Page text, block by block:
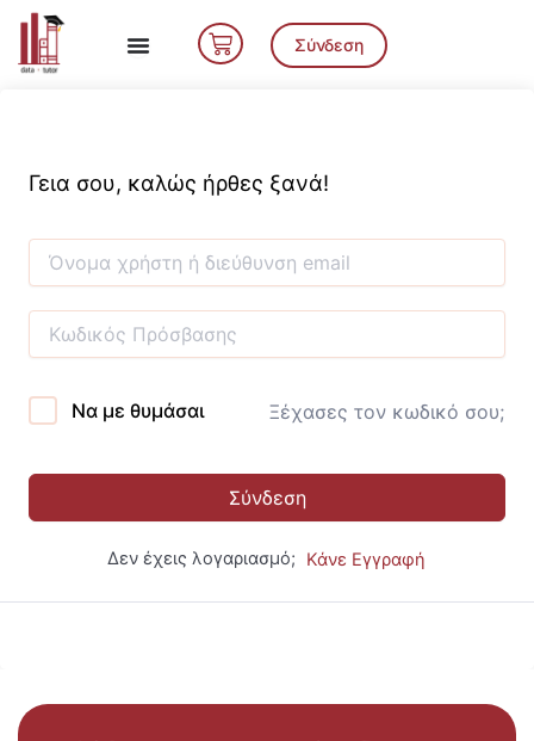
Μετάβαση
περιεχόμενο
Cart Σύνδεση
Γεια σου, καλώς ήρθες ξανά!
Να με θυμάσαι Ξέχασες τον κωδικό σου;
Σύνδεση
Δεν έχεις λογαριασμό; Κάνε Εγγραφή